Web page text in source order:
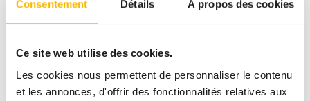
Consentement Détails À propos des cookies
Ce site web utilise des cookies.
Les cookies nous permettent de personnaliser le contenu
et les annonces, d'offrir des fonctionnalités relatives aux